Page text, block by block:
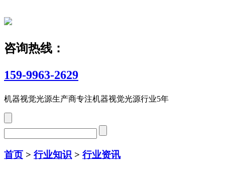
咨询热线：
159-9963-2629
机器视觉光源生产商专注机器视觉光源行业5年
首页 > 行业知识 > 行业资讯